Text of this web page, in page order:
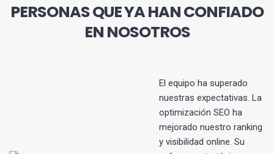
PERSONAS QUE YA HAN CONFIADO
EN NOSOTROS
El equipo ha superado
nuestras expectativas. La
optimización SEO ha
mejorado nuestro ranking
y visibilidad online. Su